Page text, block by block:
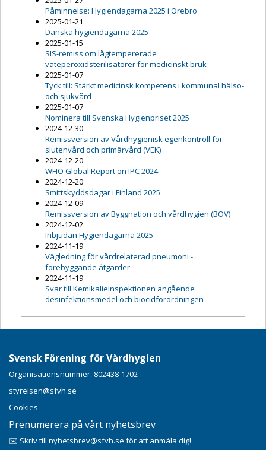
Påminnelse: Hygiendagarna 2025 i Örebro
2025-01-21
Danska hygiendagarna 2025
2025-01-15
SIS-remiss om lågtempererade
väteperoxidsterilisatorer för medicinskt bruk
2025-01-07
Tyck till: Stärkt medicinsk kompetens i kommunal hälso-
och sjukvård
2025-01-07
Nominera till Svenska Hygienpriset 2025
2024-12-30
Remissversion av Vårdhygienisk egenkontroll för
slutenvård och primärvård (VEK)
2024-12-20
WHO Global Report on IPC 2024
2024-12-20
Smittskyddsdagar i Finland 2025
2024-12-09
Remissversion av Byggnation och vårdhygien (BOV)
2024-12-02
Inbjudan Hygiendagarna 2025
2024-11-19
Vägledning för vårdrelaterad pneumoni -
förebyggande åtgärder
2024-11-19
Svar till Kemikalieinspektionen angående
desinfektionsmedel och biocidförordningen
Svensk Förening för Vårdhygien
Organisationsnummer: 802438-1702
styrelsen@sfvh.se
Cookies
Prenumerera på vårt nyhetsbrev
✉️ Skriv till nyhetsbrev@sfvh.se för att anmäla dig!